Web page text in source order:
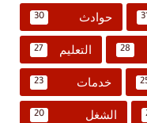
حوادث 30
28 التعليم 27
خدمات 23
الشغل 20